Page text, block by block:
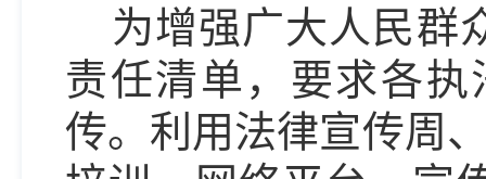
为增强广大人民群
责任清单， 要求各执
传。利用法律宣传周